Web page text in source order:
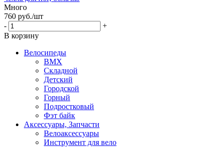
Много
760 руб./шт
-
+
В корзину
Велосипеды
BMX
Складной
Детский
Городской
Горный
Подростковый
Фэт байк
Аксессуары, Запчасти
Велоаксессуары
Инструмент для вело